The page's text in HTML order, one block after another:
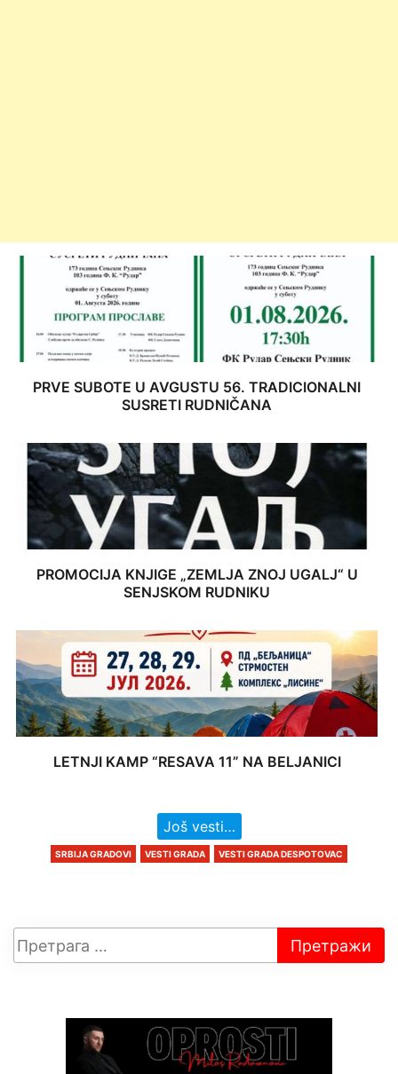
PRVE SUBOTE U AVGUSTU 56. TRADICIONALNI
SUSRETI RUDNIČANA
PROMOCIJA KNJIGE „ZEMLJA ZNOJ UGALJ“ U
SENJSKOM RUDNIKU
LETNJI KAMP “RESAVA 11” NA BELJANICI
Još vesti…
SRBIJA GRADOVI VESTI GRADA VESTI GRADA DESPOTOVAC